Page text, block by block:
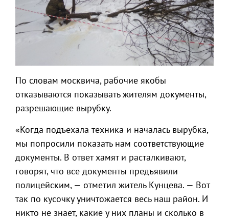
По словам москвича, рабочие якобы
отказываются показывать жителям документы,
разрешающие вырубку.
«Когда подъехала техника и началась вырубка,
мы попросили показать нам соответствующие
документы. В ответ хамят и расталкивают,
говорят, что все документы предъявили
полицейским, — отметил житель Кунцева. — Вот
так по кусочку уничтожается весь наш район. И
никто не знает, какие у них планы и сколько в